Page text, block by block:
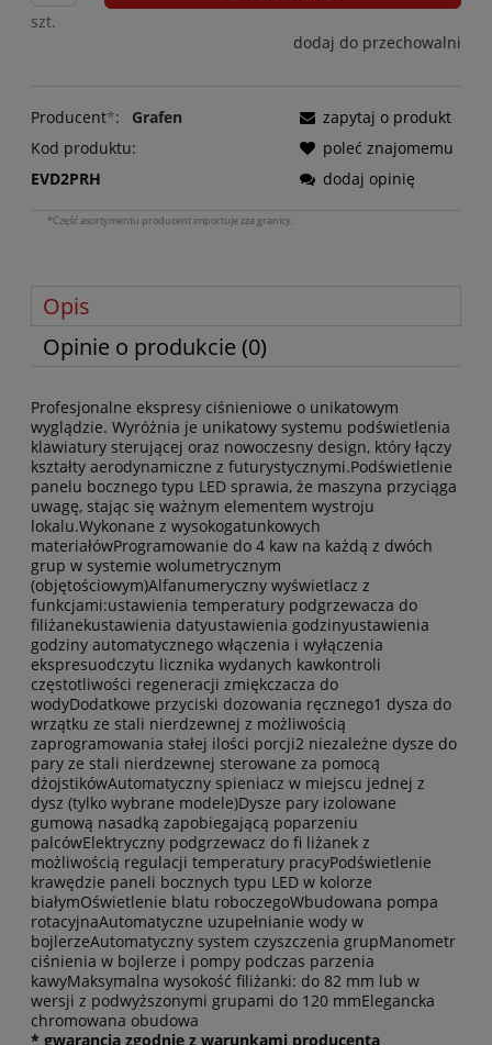
szt.
dodaj do przechowalni
Producent*:
Grafen
Kod produktu:
EVD2PRH
zapytaj o produkt
poleć znajomemu
dodaj opinię
*Część asortymentu producent importuje zza granicy.
Opis
Opinie o produkcie (0)
Profesjonalne ekspresy ciśnieniowe o unikatowym
wyglądzie. Wyróżnia je unikatowy systemu podświetlenia
klawiatury sterującej oraz nowoczesny design, który łączy
kształty aerodynamiczne z futurystycznymi.Podświetlenie
panelu bocznego typu LED sprawia, że maszyna przyciąga
uwagę, stając się ważnym elementem wystroju
lokalu.Wykonane z wysokogatunkowych
materiałówProgramowanie do 4 kaw na każdą z dwóch
grup w systemie wolumetrycznym
(objętościowym)Alfanumeryczny wyświetlacz z
funkcjami:ustawienia temperatury podgrzewacza do
filiżanekustawienia datyustawienia godzinyustawienia
godziny automatycznego włączenia i wyłączenia
ekspresuodczytu licznika wydanych kawkontroli
częstotliwości regeneracji zmiękczacza do
wodyDodatkowe przyciski dozowania ręcznego1 dysza do
wrzątku ze stali nierdzewnej z możliwością
zaprogramowania stałej ilości porcji2 niezależne dysze do
pary ze stali nierdzewnej sterowane za pomocą
dżojstikówAutomatyczny spieniacz w miejscu jednej z
dysz (tylko wybrane modele)Dysze pary izolowane
gumową nasadką zapobiegającą poparzeniu
palcówElektryczny podgrzewacz do fi liżanek z
możliwością regulacji temperatury pracyPodświetlenie
krawędzie paneli bocznych typu LED w kolorze
białymOświetlenie blatu roboczegoWbudowana pompa
rotacyjnaAutomatyczne uzupełnianie wody w
bojlerzeAutomatyczny system czyszczenia grupManometr
ciśnienia w bojlerze i pompy podczas parzenia
kawyMaksymalna wysokość filiżanki: do 82 mm lub w
wersji z podwyższonymi grupami do 120 mmElegancka
chromowana obudowa
* gwarancja zgodnie z warunkami producenta